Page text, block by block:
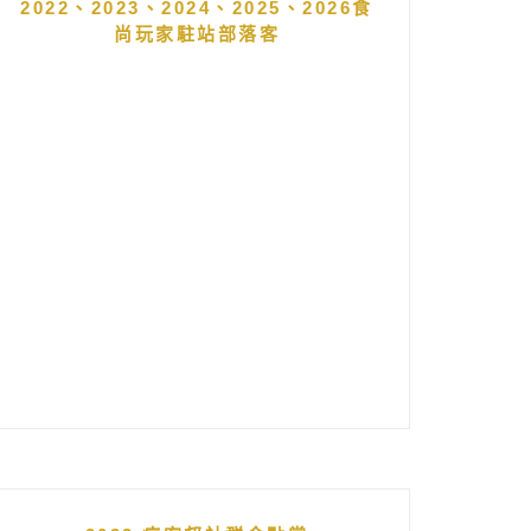
2022、2023、2024、2025、2026食
尚玩家駐站部落客